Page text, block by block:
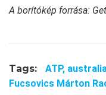
A borítókép forrása:
Tags: ATP,
Fucsovics Márton